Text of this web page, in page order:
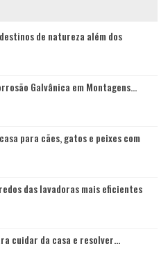
de natureza além dos
Galvânica em Montagens…
para cães, gatos e peixes com
das lavadoras mais eficientes
cuidar da casa e resolver…